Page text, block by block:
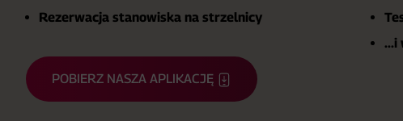
Rezerwacja stanowiska na strzelnicy
...i
POBIERZ NASZA APLIKACJĘ